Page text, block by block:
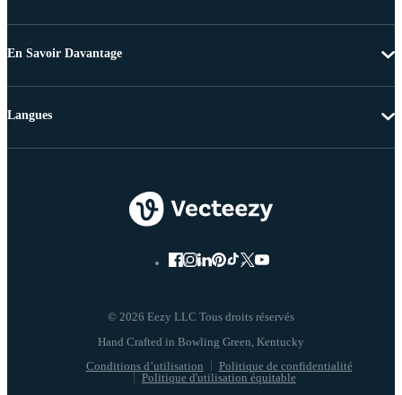
En Savoir Davantage
© 2026 Eezy LLC Tous droits réservés
Conditions d’utilisation
Politique de confidentialité
Politique d'utilisation équitable
Langues